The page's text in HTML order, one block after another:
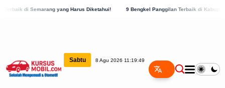
Harus Diketahui! 9 Bengkel Panggilan Terbaik di Kabupaten Semarang, Cek
Sabtu 8 Agu 2026 11:19:50